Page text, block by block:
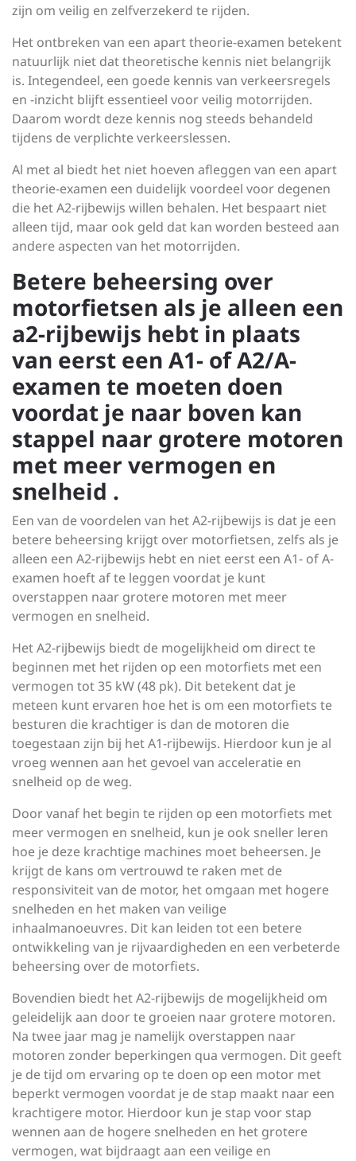
zijn om veilig en zelfverzekerd te rijden.
Het ontbreken van een apart theorie-examen betekent
natuurlijk niet dat theoretische kennis niet belangrijk
is. Integendeel, een goede kennis van verkeersregels
en -inzicht blijft essentieel voor veilig motorrijden.
Daarom wordt deze kennis nog steeds behandeld
tijdens de verplichte verkeerslessen.
Al met al biedt het niet hoeven afleggen van een apart
theorie-examen een duidelijk voordeel voor degenen
die het A2-rijbewijs willen behalen. Het bespaart niet
alleen tijd, maar ook geld dat kan worden besteed aan
andere aspecten van het motorrijden.
Betere beheersing over
motorfietsen als je alleen een
a2-rijbewijs hebt in plaats
van eerst een A1- of A2/A-
examen te moeten doen
voordat je naar boven kan
stappel naar grotere motoren
met meer vermogen en
snelheid .
Een van de voordelen van het A2-rijbewijs is dat je een
betere beheersing krijgt over motorfietsen, zelfs als je
alleen een A2-rijbewijs hebt en niet eerst een A1- of A-
examen hoeft af te leggen voordat je kunt
overstappen naar grotere motoren met meer
vermogen en snelheid.
Het A2-rijbewijs biedt de mogelijkheid om direct te
beginnen met het rijden op een motorfiets met een
vermogen tot 35 kW (48 pk). Dit betekent dat je
meteen kunt ervaren hoe het is om een motorfiets te
besturen die krachtiger is dan de motoren die
toegestaan zijn bij het A1-rijbewijs. Hierdoor kun je al
vroeg wennen aan het gevoel van acceleratie en
snelheid op de weg.
Door vanaf het begin te rijden op een motorfiets met
meer vermogen en snelheid, kun je ook sneller leren
hoe je deze krachtige machines moet beheersen. Je
krijgt de kans om vertrouwd te raken met de
responsiviteit van de motor, het omgaan met hogere
snelheden en het maken van veilige
inhaalmanoeuvres. Dit kan leiden tot een betere
ontwikkeling van je rijvaardigheden en een verbeterde
beheersing over de motorfiets.
Bovendien biedt het A2-rijbewijs de mogelijkheid om
geleidelijk aan door te groeien naar grotere motoren.
Na twee jaar mag je namelijk overstappen naar
motoren zonder beperkingen qua vermogen. Dit geeft
je de tijd om ervaring op te doen op een motor met
beperkt vermogen voordat je de stap maakt naar een
krachtigere motor. Hierdoor kun je stap voor stap
wennen aan de hogere snelheden en het grotere
vermogen, wat bijdraagt aan een veilige en